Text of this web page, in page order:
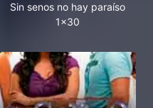
Sin senos no hay paraíso
1x30